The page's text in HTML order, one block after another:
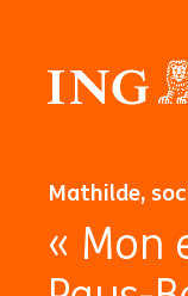
Mathilde,
« Mon